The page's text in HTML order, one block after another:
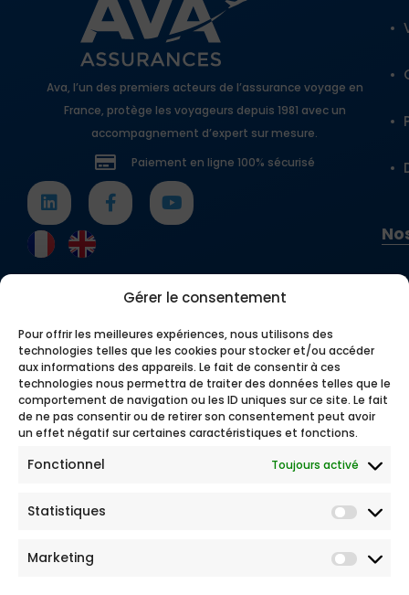
Gérer le consentement
Pour offrir les meilleures expériences, nous utilisons des
technologies telles que les cookies pour stocker et/ou accéder
aux informations des appareils. Le fait de consentir à ces
technologies nous permettra de traiter des données telles que le
comportement de navigation ou les ID uniques sur ce site. Le fait
de ne pas consentir ou de retirer son consentement peut avoir
un effet négatif sur certaines caractéristiques et fonctions.
Fonctionnel Toujours activé
Statistiques
Marketing
Ava, l’un des premiers acteurs de l’assurance voyage en
France, protège les voyageurs depuis 1981 avec un
accompagnement d’expert sur mesure.
Paiement en ligne 100% sécurisé